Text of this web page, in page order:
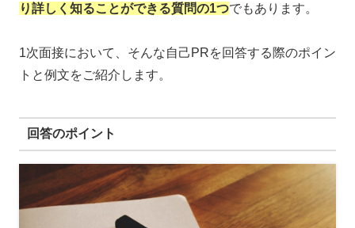
り詳しく知ることができる質問の1つでもあります。
1次面接において、そんな自己PRを回答する際のポイン
トと例文をご紹介します。
回答のポイント